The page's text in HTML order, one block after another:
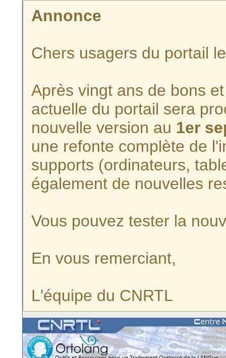
Annonce
Chers usagers du portail
Après vingt ans de bons
actuelle du portail sera
nouvelle version au 1er
une refonte complète de
supports (ordinateurs,
également de nouvelles
Vous pouvez tester la
En vous remerciant,
L'équipe du CNRTL